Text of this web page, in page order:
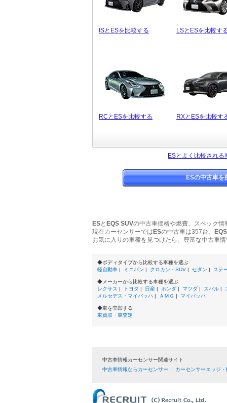
ISとESを比較する LSとESを比較す
RCとESを比較する RXとESを比較す
ESとよく比較される
ESの中古車を
ESと EQS SUVの中古車価格や燃費、スペック
現在カーセンサーでは ESの中古車は357台、
お気に入りの車種を見つけたら、豊富な中古車
◆ボディタイプから比較する車種を選ぶ
軽自動車 | ミニバン | クロカン・SUV | セダン | ステ
◆メーカーから比較する車種を選ぶ
レクサス | トヨタ | 日産 | ホンダ | マツダ | スバル |
メルセデス・マイバッハ | ＡＭＧ | マイバッハ
◆車を売却する
車買取・車査定
中古車情報カーセンサー関連サイト
中古車情報ならカーセンサー
カーセンサーエッジ